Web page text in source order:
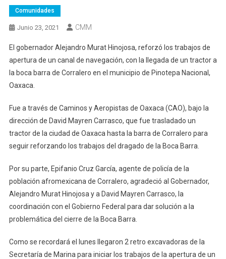
Comunidades
Junio 23, 2021 CMM
El gobernador Alejandro Murat Hinojosa, reforzó los trabajos de
apertura de un canal de navegación, con la llegada de un tractor a
la boca barra de Corralero en el municipio de Pinotepa Nacional,
Oaxaca.
Fue a través de Caminos y Aeropistas de Oaxaca (CAO), bajo la
dirección de David Mayren Carrasco, que fue trasladado un
tractor de la ciudad de Oaxaca hasta la barra de Corralero para
seguir reforzando los trabajos del dragado de la Boca Barra.
Por su parte, Epifanio Cruz García, agente de policía de la
población afromexicana de Corralero, agradeció al Gobernador,
Alejandro Murat Hinojosa y a David Mayren Carrasco, la
coordinación con el Gobierno Federal para dar solución a la
problemática del cierre de la Boca Barra.
Como se recordará el lunes llegaron 2 retro excavadoras de la
Secretaría de Marina para iniciar los trabajos de la apertura de un